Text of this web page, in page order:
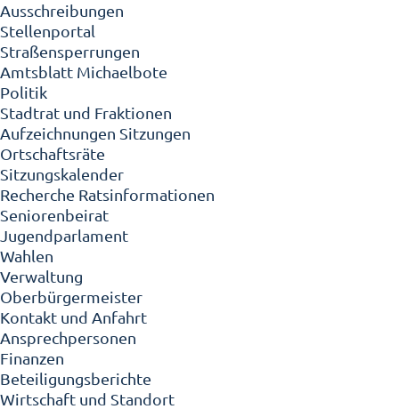
Ausschreibungen
Stellenportal
Straßensperrungen
Amtsblatt Michaelbote
Politik
Stadtrat und Fraktionen
Aufzeichnungen Sitzungen
Ortschaftsräte
Sitzungskalender
Recherche Ratsinformationen
Seniorenbeirat
Jugendparlament
Wahlen
Verwaltung
Oberbürgermeister
Kontakt und Anfahrt
Ansprechpersonen
Finanzen
Beteiligungsberichte
Wirtschaft und Standort